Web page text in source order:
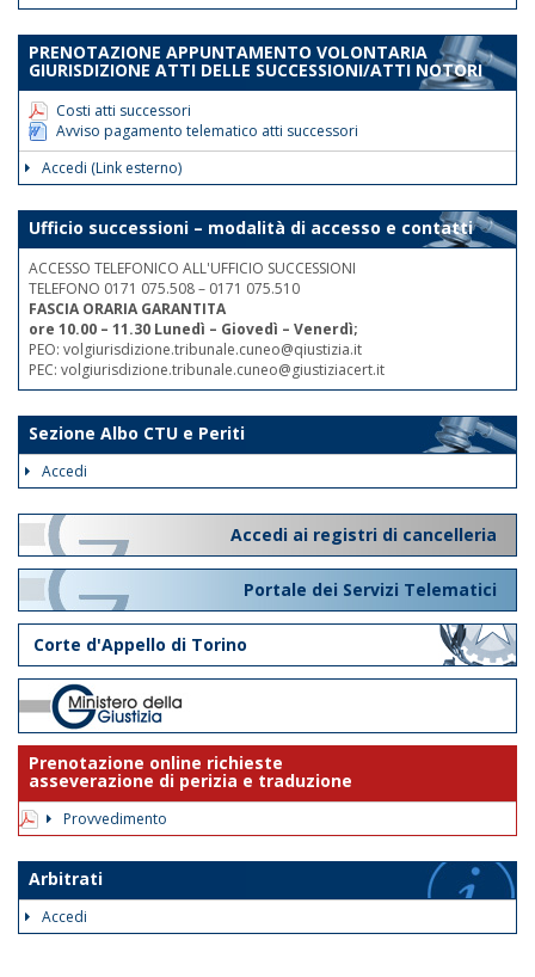
PRENOTAZIONE APPUNTAMENTO VOLONTARIA
GIURISDIZIONE ATTI DELLE SUCCESSIONI/ATTI NOTORI
Costi atti successori
Avviso pagamento telematico atti successori
Accedi (Link esterno)
Ufficio successioni – modalità di accesso e contatti
ACCESSO TELEFONICO ALL'UFFICIO SUCCESSIONI
TELEFONO 0171 075.508 – 0171 075.510
FASCIA ORARIA GARANTITA
ore 10.00 – 11.30 Lunedì – Giovedì – Venerdì;
PEO: volgiurisdizione.tribunale.cuneo@qiustizia.it
PEC: volgiurisdizione.tribunale.cuneo@giustiziacert.it
Sezione Albo CTU e Periti
Accedi
Accedi ai registri di cancelleria
Portale dei Servizi Telematici
Corte d'Appello di Torino
Prenotazione online richieste
asseverazione di perizia e traduzione
Provvedimento
Arbitrati
Accedi